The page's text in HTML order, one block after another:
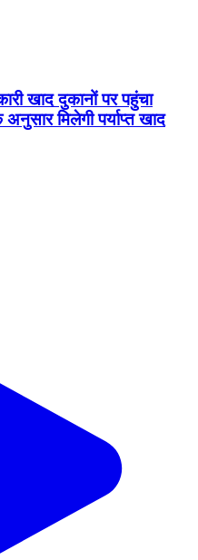
खाद दुकानों पर पहुंचा
मिलेगी पर्याप्त खाद